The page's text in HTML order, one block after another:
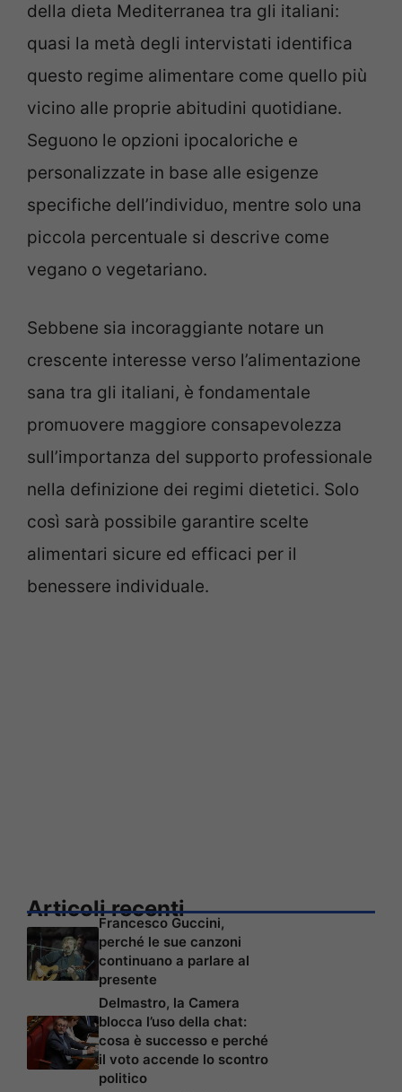
della dieta Mediterranea tra gli italiani:
quasi la metà degli intervistati identifica
questo regime alimentare come quello più
vicino alle proprie abitudini quotidiane.
Seguono le opzioni ipocaloriche e
personalizzate in base alle esigenze
specifiche dell’individuo, mentre solo una
piccola percentuale si descrive come
vegano o vegetariano.
Sebbene sia incoraggiante notare un
crescente interesse verso l’alimentazione
sana tra gli italiani, è fondamentale
promuovere maggiore consapevolezza
sull’importanza del supporto professionale
nella definizione dei regimi dietetici. Solo
così sarà possibile garantire scelte
alimentari sicure ed efficaci per il
benessere individuale.
Articoli recenti
Francesco Guccini,
perché le sue canzoni
continuano a parlare al
presente
Delmastro, la Camera
blocca l’uso della chat:
cosa è successo e perché
il voto accende lo scontro
politico